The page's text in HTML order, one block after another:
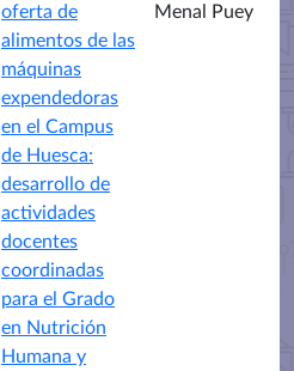
oferta de
alimentos de las
máquinas
expendedoras
en el Campus
de Huesca:
desarrollo de
actividades
docentes
coordinadas
para el Grado
en Nutrición
Humana y
Menal Puey